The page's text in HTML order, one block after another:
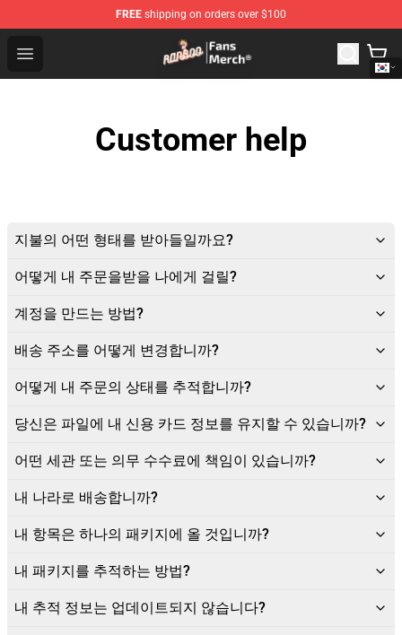
FREE shipping on orders over $100
Open menu
Ranboo Store - Official Ranboo Merchandise Shop
Customer help
지불의 어떤 형태를 받아들일까요?
어떻게 내 주문을받을 나에게 걸릴?
계정을 만드는 방법?
배송 주소를 어떻게 변경합니까?
어떻게 내 주문의 상태를 추적합니까?
당신은 파일에 내 신용 카드 정보를 유지할 수 있습니까?
어떤 세관 또는 의무 수수료에 책임이 있습니까?
내 나라로 배송합니까?
내 항목은 하나의 패키지에 올 것입니까?
내 패키지를 추적하는 방법?
내 추적 정보는 업데이트되지 않습니다?